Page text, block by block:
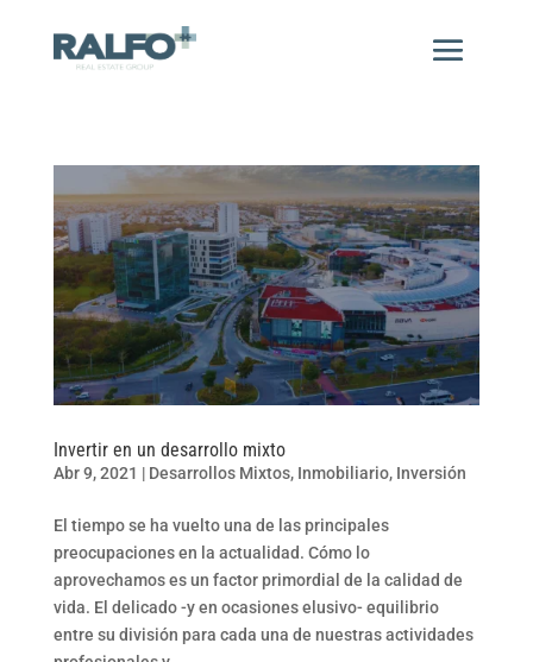
Invertir en un desarrollo mixto
Abr 9, 2021 | Desarrollos Mixtos, Inmobiliario, Inversión
El tiempo se ha vuelto una de las principales
preocupaciones en la actualidad. Cómo lo
aprovechamos es un factor primordial de la calidad de
vida. El delicado -y en ocasiones elusivo- equilibrio
entre su división para cada una de nuestras actividades